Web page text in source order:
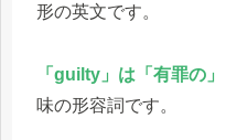
形の英文です。
「guilty」は「有罪の
味の形容詞です。